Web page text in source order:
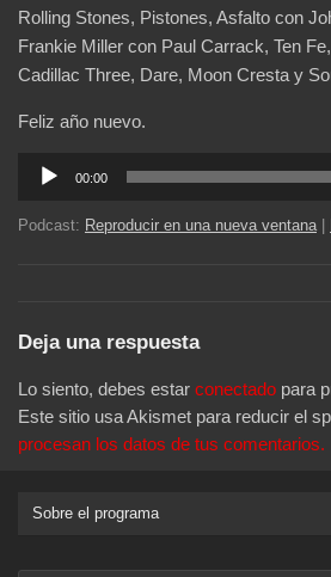
Rolling Stones, Pistones, Asfalto con
Frankie Miller con Paul Carrack, Ten
Cadillac Three, Dare, Moon Cresta y
Feliz año nuevo.
Reproductor
audio
00:00
Podcast: Reproducir en una nueva ventana|
Deja una respuesta
Lo siento, debes estar conectado para
Este sitio usa Akismet para reducir el
procesan los datos de tus comentarios.
Sobre el programa